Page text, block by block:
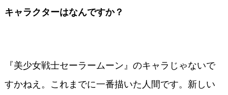
キャラクターはなんですか？
『美少女戦士セーラームーン』のキャラじゃないで
すかねえ。これまでに一番描いた人間です。新しい